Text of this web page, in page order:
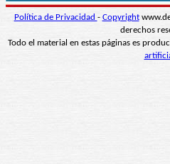
Política de Privacidad - Copyright
derechos
Todo el material en estas páginas es